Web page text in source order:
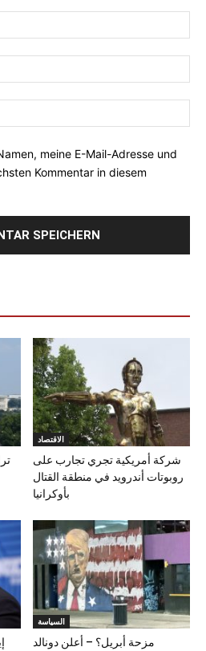
meine E-Mail-Adresse und
Kommentar in diesem
الاقتصاد
شركة أمريكية تجري تجارب على
روبوتات أندرويد في منطقة القتال
بأوكرانيا
السياسة
مزحة أبريل؟ – أعلن دونالد